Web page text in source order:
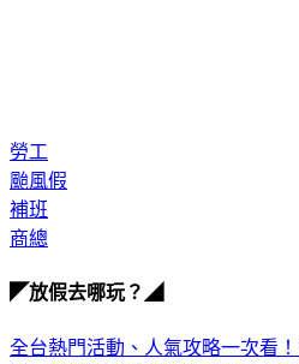
勞工
颱風假
補班
商總
◤放假去哪玩？◢
全台熱門活動、人氣攻略一次看！